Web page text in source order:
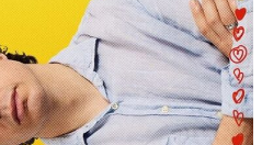
T
D
I
E
6
.